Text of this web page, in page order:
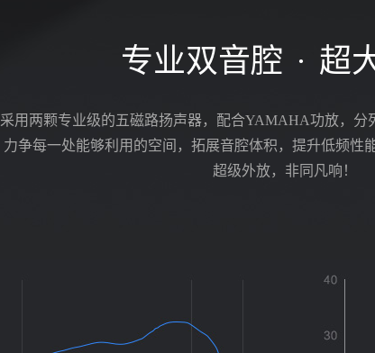
专业双音腔 · 超
采用两颗专业级的五磁路扬声器，配合YAMAHA功放，分
力争每一处能够利用的空间，拓展音腔体积，提升低频性
超级外放，非同凡响！